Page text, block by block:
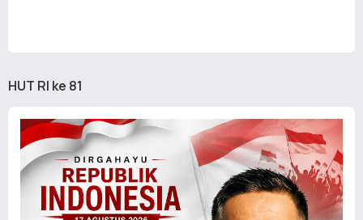
HUT RI ke 81